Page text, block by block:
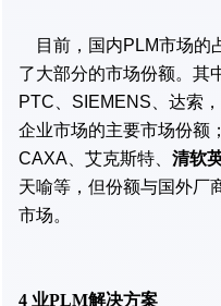
目前，国内PLM市场的
了大部分的市场份额。其
PTC、SIEMENS、达索
企业市场的主要市场份额
CAXA、艾克斯特、 清软
天喻等，但份额与国外厂
市场。
4 业PLM解决方案